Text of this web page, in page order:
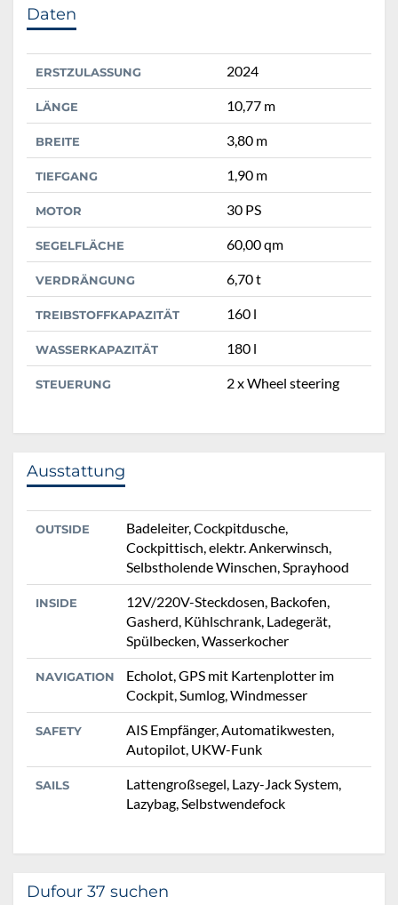
Daten
ERSTZULASSUNG 2024
LÄNGE 10,77 m
BREITE 3,80 m
TIEFGANG 1,90 m
MOTOR 30 PS
SEGELFLÄCHE 60,00 qm
VERDRÄNGUNG 6,70 t
TREIBSTOFFKAPAZITÄT 160 l
WASSERKAPAZITÄT 180 l
STEUERUNG 2 x Wheel steering
Ausstattung
OUTSIDE
Badeleiter, Cockpitdusche,
Cockpittisch, elektr. Ankerwinsch,
Selbstholende Winschen, Sprayhood
INSIDE
12V/220V-Steckdosen, Backofen,
Gasherd, Kühlschrank, Ladegerät,
Spülbecken, Wasserkocher
NAVIGATION
Echolot, GPS mit Kartenplotter im
Cockpit, Sumlog, Windmesser
SAFETY
AIS Empfänger, Automatikwesten,
Autopilot, UKW-Funk
SAILS
Lattengroßsegel, Lazy-Jack System,
Lazybag, Selbstwendefock
Dufour 37 suchen